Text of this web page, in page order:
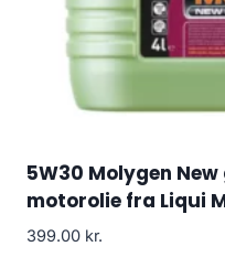
5W30 Molygen
motorolie fra Liqui
399.00 kr.